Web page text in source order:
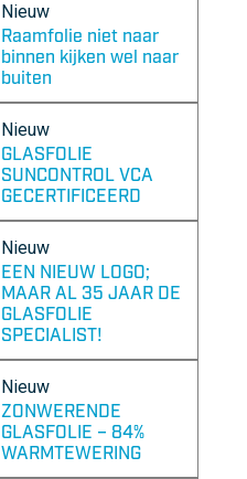
Nieuw
Raamfolie niet naar
binnen kijken wel naar
buiten
Nieuw
GLASFOLIE
SUNCONTROL VCA
GECERTIFICEERD
Nieuw
EEN NIEUW LOGO;
MAAR AL 35 JAAR DE
GLASFOLIE
SPECIALIST!
Nieuw
ZONWERENDE
GLASFOLIE – 84%
WARMTEWERING